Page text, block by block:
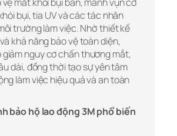
bụi, tia UV và các tác nhân
trường làm việc. Nhờ thiết kế
khả năng bảo vệ toàn diện,
giảm nguy cơ chấn thương mắt,
dài, đồng thời tạo sự yên tâm
làm việc hiệu quả và an toàn
bảo hộ lao động 3M phổ biến